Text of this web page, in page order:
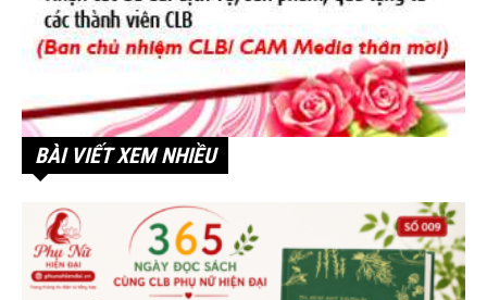
BÀI VIẾT XEM NHIỀU